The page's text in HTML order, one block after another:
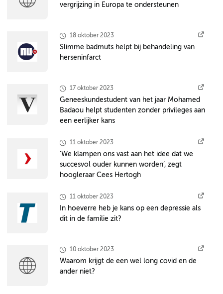
vergrijzing in Europa te ondersteunen
18 oktober 2023
Slimme badmuts helpt bij behandeling van
herseninfarct
17 oktober 2023
Geneeskundestudent van het jaar Mohamed
Badaou helpt studenten zonder privileges aan
een eerlijker kans
11 oktober 2023
‘We klampen ons vast aan het idee dat we
succesvol ouder kunnen worden’, zegt
hoogleraar Cees Hertogh
11 oktober 2023
In hoeverre heb je kans op een depressie als
dit in de familie zit?
10 oktober 2023
Waarom krijgt de een wel long covid en de
ander niet?